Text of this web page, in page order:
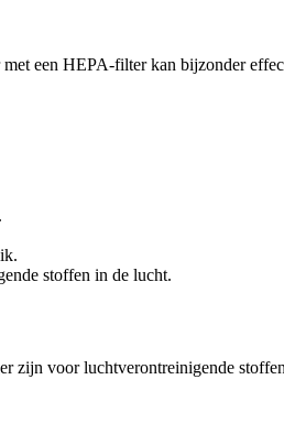
een HEPA-filter kan bijzonder
stoffen in de lucht.
zijn voor luchtverontreinigende